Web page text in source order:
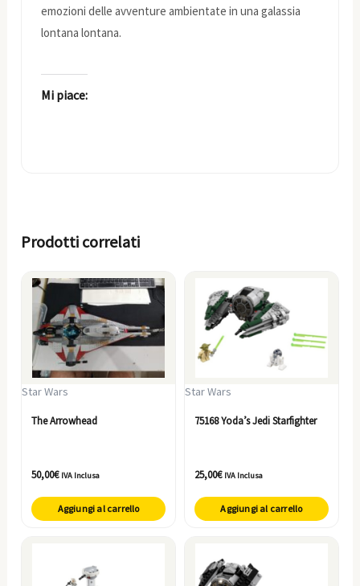
emozioni delle avventure ambientate in una galassia
lontana lontana.
Mi piace:
Prodotti correlati
Star Wars
The Arrowhead
50,00€ IVA Inclusa
Aggiungi al carrello
Star Wars
75168 Yoda’s Jedi Starfighter
25,00€ IVA Inclusa
Aggiungi al carrello